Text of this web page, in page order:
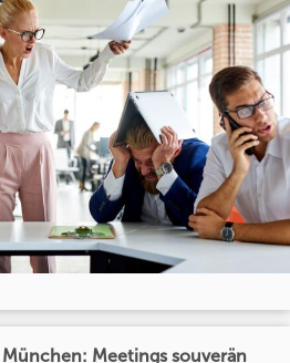
Meetings souverän